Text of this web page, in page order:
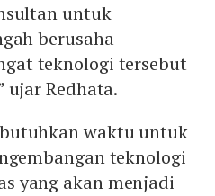
untuk
berusaha
teknologi tersebut
ujar Redhata.
waktu untuk
teknologi
yang akan menjadi